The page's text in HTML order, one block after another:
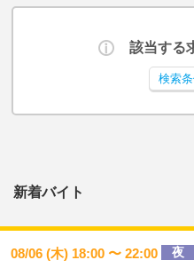
該当する
検索
新着バイト
08/06 (木) 18:00 〜 22:00 夜